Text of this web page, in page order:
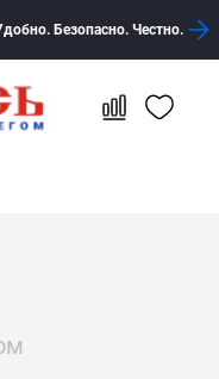
Безопасно. Честно.